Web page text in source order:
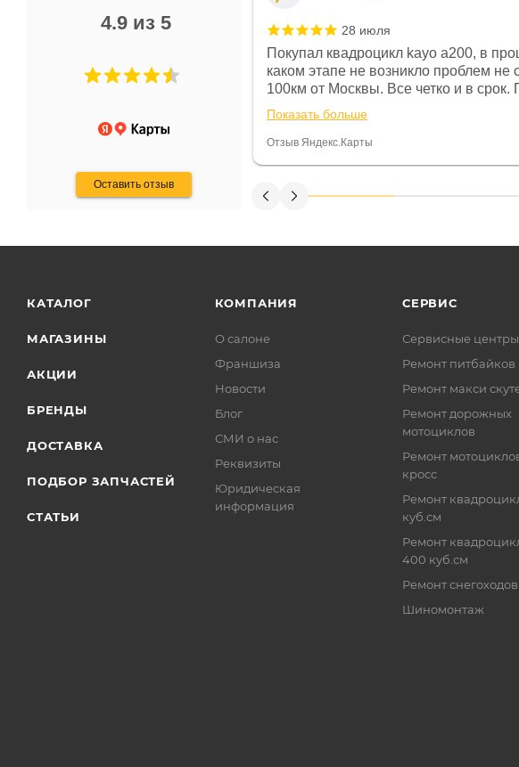
4.9 из 5
Оставить отзыв
Не понравились условия
и дают только на год)
28 июля
Покупал квадроцикл kayo a200, в
каком этапе не возникло проблем не
100км от Москвы. Все четко и в срок.
спидометре всегда был 0, при этом
постоянно были на связи и в итоге
Считаю, что это говорит о
Показать больше
Отзыв Яндекс.Карты
КАТАЛОГ
МАГАЗИНЫ
АКЦИИ
БРЕНДЫ
ДОСТАВКА
ПОДБОР ЗАПЧАСТЕЙ
СТАТЬИ
КОМПАНИЯ
О салоне
Франшиза
Новости
Блог
СМИ о нас
Реквизиты
Юридическая
информация
СЕРВИС
Сервисные центры
Ремонт питбайков
Ремонт макси
Ремонт дорожных
мотоциклов
Ремонт
кросс
Ремонт
куб.см
Ремонт
400 куб.см
Ремонт снегоходов
Шиномонтаж